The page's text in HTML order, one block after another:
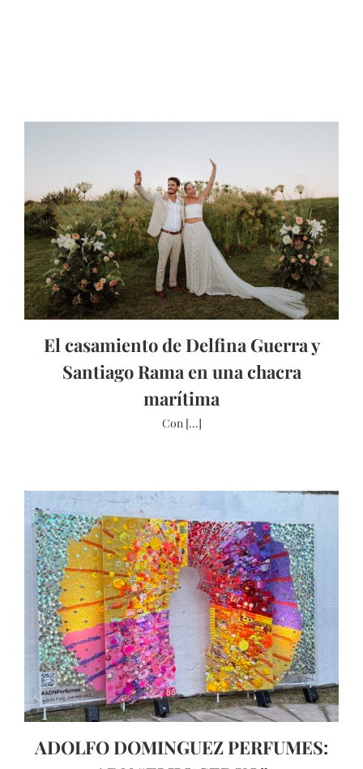
El casamiento de Delfina Guerra y
Santiago Rama en una chacra
marítima
Con [...]
ADOLFO DOMINGUEZ PERFUMES: